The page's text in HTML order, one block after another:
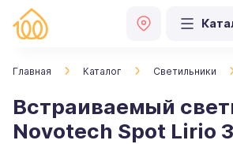
Главная Каталог Светильники
Встраиваемый
Novotech Spot Lirio